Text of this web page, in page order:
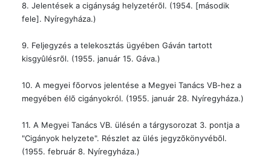
8. Jelentések a cigányság helyzetérõl. (1954. [második
fele]. Nyíregyháza.)
9. Feljegyzés a telekosztás ügyében Gáván tartott
kisgyûlésrõl. (1955. január 15. Gáva.)
10. A megyei fõorvos jelentése a Megyei Tanács VB-hez a
megyében élõ cigányokról. (1955. január 28. Nyíregyháza.)
11. A Megyei Tanács VB. ülésén a tárgysorozat 3. pontja a
"Cigányok helyzete". Részlet az ülés jegyzõkönyvébõl.
(1955. február 8. Nyíregyháza.)